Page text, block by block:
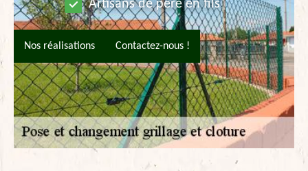
Artisans de père en fils
Nos réalisations Contactez-nous !